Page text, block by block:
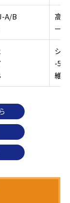
A/B
高
一
シ
-
維持